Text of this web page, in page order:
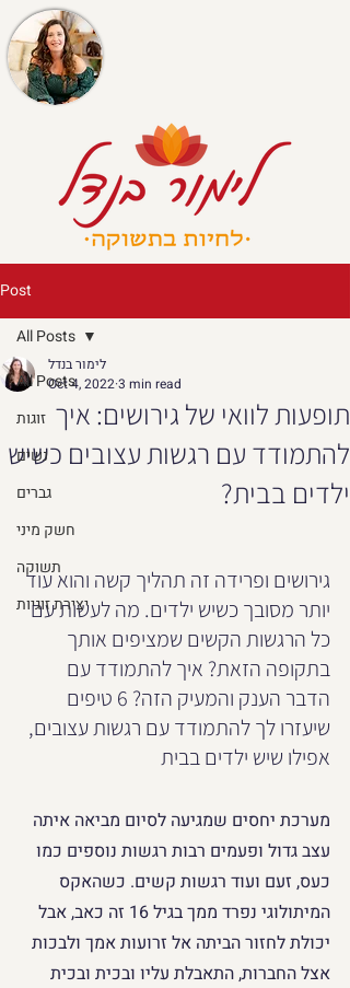
Post
All Posts
זוגות
נשים
גברים
חשק מיני
תשוקה
יצירת זוגיות
All Posts
תופעות לוואי של גירושים: איך
להתמודד עם רגשות עצובים כשיש
ילדים בבית?
לימור בנדל
Oct 4, 20223 min read
גירושים ופרידה זה תהליך קשה והוא עוד
יותר מסובך כשיש ילדים. מה לעשות עם
כל הרגשות הקשים שמציפים אותך
בתקופה הזאת? איך להתמודד עם
הדבר הענק והמעיק הזה? 6 טיפים
שיעזרו לך להתמודד עם רגשות עצובים,
אפילו שיש ילדים בבית
מערכת יחסים שמגיעה לסיום מביאה איתה
עצב גדול ופעמים רבות רגשות נוספים כמו
כעס, זעם ועוד רגשות קשים. כשהאקס
המיתולוגי נפרד ממך בגיל 16 זה כאב, אבל
יכולת לחזור הביתה אל זרועות אמך ולבכות
אצל החברות, התאבלת עליו ובכית ובכית